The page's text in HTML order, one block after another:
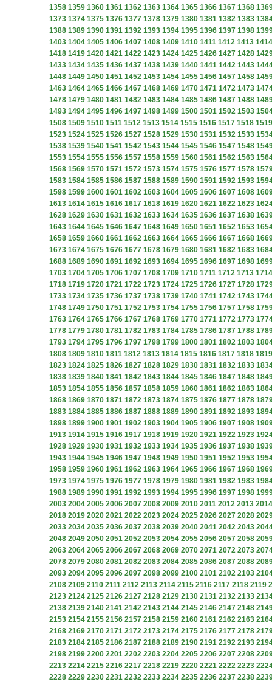
1358 1359 1360 1361 1362 1363 1364 1365 1366 1367 1368
1373 1374 1375 1376 1377 1378 1379 1380 1381 1382 1383
1388 1389 1390 1391 1392 1393 1394 1395 1396 1397 1398
1403 1404 1405 1406 1407 1408 1409 1410 1411 1412 1413 1414
1418 1419 1420 1421 1422 1423 1424 1425 1426 1427 1428
1433 1434 1435 1436 1437 1438 1439 1440 1441 1442 1443
1448 1449 1450 1451 1452 1453 1454 1455 1456 1457 1458
1463 1464 1465 1466 1467 1468 1469 1470 1471 1472 1473
1478 1479 1480 1481 1482 1483 1484 1485 1486 1487 1488
1493 1494 1495 1496 1497 1498 1499 1500 1501 1502 1503
1508 1509 1510 1511 1512 1513 1514 1515 1516 1517 1518 1519
1523 1524 1525 1526 1527 1528 1529 1530 1531 1532 1533
1538 1539 1540 1541 1542 1543 1544 1545 1546 1547 1548
1553 1554 1555 1556 1557 1558 1559 1560 1561 1562 1563
1568 1569 1570 1571 1572 1573 1574 1575 1576 1577 1578
1583 1584 1585 1586 1587 1588 1589 1590 1591 1592 1593
1598 1599 1600 1601 1602 1603 1604 1605 1606 1607 1608
1613 1614 1615 1616 1617 1618 1619 1620 1621 1622 1623
1628 1629 1630 1631 1632 1633 1634 1635 1636 1637 1638
1643 1644 1645 1646 1647 1648 1649 1650 1651 1652 1653
1658 1659 1660 1661 1662 1663 1664 1665 1666 1667 1668
1673 1674 1675 1676 1677 1678 1679 1680 1681 1682 1683
1688 1689 1690 1691 1692 1693 1694 1695 1696 1697 1698
1703 1704 1705 1706 1707 1708 1709 1710 1711 1712 1713 1714
1718 1719 1720 1721 1722 1723 1724 1725 1726 1727 1728
1733 1734 1735 1736 1737 1738 1739 1740 1741 1742 1743
1748 1749 1750 1751 1752 1753 1754 1755 1756 1757 1758
1763 1764 1765 1766 1767 1768 1769 1770 1771 1772 1773
1778 1779 1780 1781 1782 1783 1784 1785 1786 1787 1788
1793 1794 1795 1796 1797 1798 1799 1800 1801 1802 1803
1808 1809 1810 1811 1812 1813 1814 1815 1816 1817 1818 1819
1823 1824 1825 1826 1827 1828 1829 1830 1831 1832 1833
1838 1839 1840 1841 1842 1843 1844 1845 1846 1847 1848
1853 1854 1855 1856 1857 1858 1859 1860 1861 1862 1863
1868 1869 1870 1871 1872 1873 1874 1875 1876 1877 1878
1883 1884 1885 1886 1887 1888 1889 1890 1891 1892 1893
1898 1899 1900 1901 1902 1903 1904 1905 1906 1907 1908
1913 1914 1915 1916 1917 1918 1919 1920 1921 1922 1923
1928 1929 1930 1931 1932 1933 1934 1935 1936 1937 1938
1943 1944 1945 1946 1947 1948 1949 1950 1951 1952 1953
1958 1959 1960 1961 1962 1963 1964 1965 1966 1967 1968
1973 1974 1975 1976 1977 1978 1979 1980 1981 1982 1983
1988 1989 1990 1991 1992 1993 1994 1995 1996 1997 1998
2003 2004 2005 2006 2007 2008 2009 2010 2011 2012 2013 2014
2018 2019 2020 2021 2022 2023 2024 2025 2026 2027 2028
2033 2034 2035 2036 2037 2038 2039 2040 2041 2042 2043
2048 2049 2050 2051 2052 2053 2054 2055 2056 2057 2058
2063 2064 2065 2066 2067 2068 2069 2070 2071 2072 2073
2078 2079 2080 2081 2082 2083 2084 2085 2086 2087 2088
2093 2094 2095 2096 2097 2098 2099 2100 2101 2102 2103
2108 2109 2110 2111 2112 2113 2114 2115 2116 2117 2118 2119
2123 2124 2125 2126 2127 2128 2129 2130 2131 2132 2133
2138 2139 2140 2141 2142 2143 2144 2145 2146 2147 2148
2153 2154 2155 2156 2157 2158 2159 2160 2161 2162 2163
2168 2169 2170 2171 2172 2173 2174 2175 2176 2177 2178
2183 2184 2185 2186 2187 2188 2189 2190 2191 2192 2193
2198 2199 2200 2201 2202 2203 2204 2205 2206 2207 2208
2213 2214 2215 2216 2217 2218 2219 2220 2221 2222 2223
2228 2229 2230 2231 2232 2233 2234 2235 2236 2237 2238